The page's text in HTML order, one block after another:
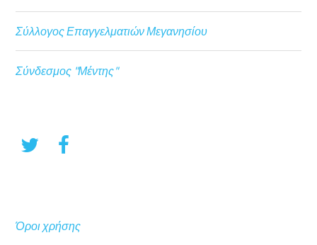
Σύλλογος Επαγγελματιών Μεγανησίου
Σύνδεσμος "Μέντης"
Όροι χρήσης